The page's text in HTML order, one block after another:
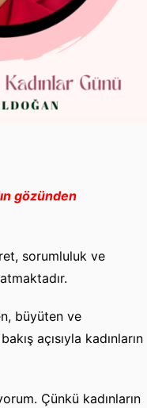
gözünden
sorumluluk ve
büyüten ve
açısıyla kadınların
Çünkü kadınların